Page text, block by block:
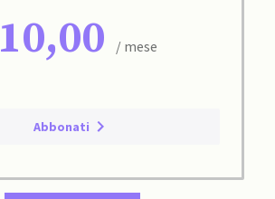
10,00 / mese
Abbonati